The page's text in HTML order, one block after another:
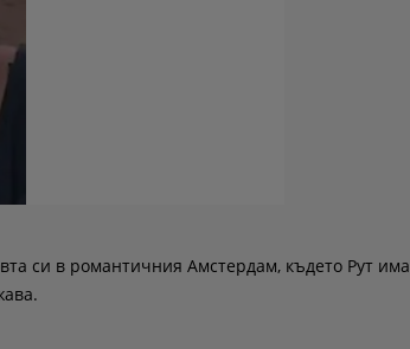
си в романтичния Амстердам, където Рут има